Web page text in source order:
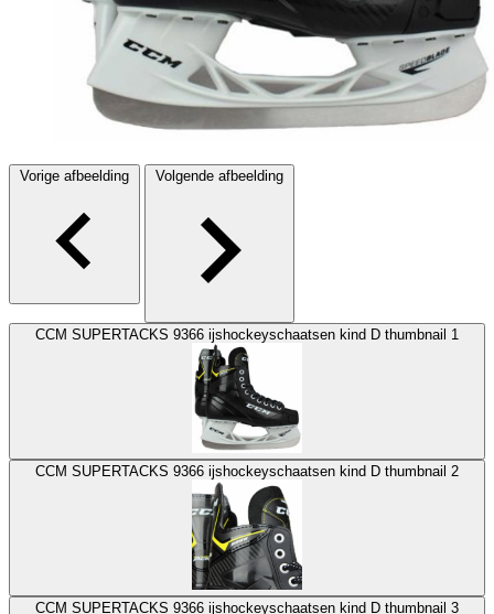
Vorige afbeelding Volgende afbeelding
CCM SUPERTACKS 9366 ijshockeyschaatsen kind D thumbnail 1
CCM SUPERTACKS 9366 ijshockeyschaatsen kind D thumbnail 2
CCM SUPERTACKS 9366 ijshockeyschaatsen kind D thumbnail 3